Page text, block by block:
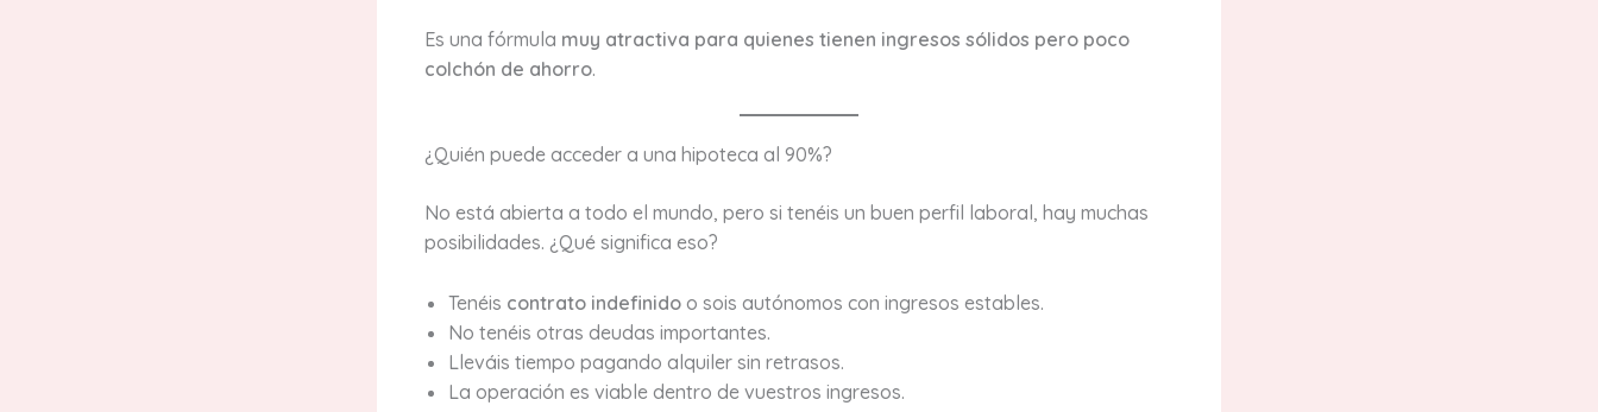
Es una fórmula muy atractiva para quienes tienen ingresos sólidos pero poco
colchón de ahorro.
¿Quién puede acceder a una hipoteca al 90%?
No está abierta a todo el mundo, pero si tenéis un buen perfil laboral, hay muchas
posibilidades. ¿Qué significa eso?
Tenéis contrato indefinido o sois autónomos con ingresos estables.
No tenéis otras deudas importantes.
Lleváis tiempo pagando alquiler sin retrasos.
La operación es viable dentro de vuestros ingresos.